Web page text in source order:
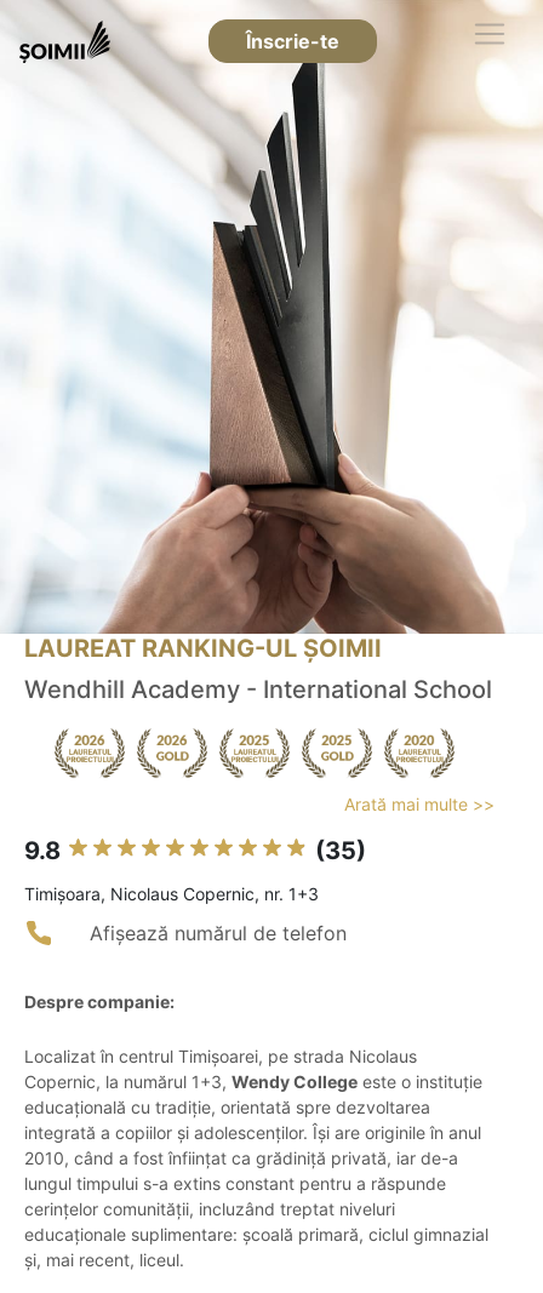
Înscrie-te
LAUREAT RANKING-UL ȘOIMII
Wendhill Academy - International School
Arată mai multe >>
9.8 (35)
Timişoara, Nicolaus Copernic, nr. 1+3
Afișează numărul de telefon
Despre companie:
Localizat în centrul Timișoarei, pe strada Nicolaus
Copernic, la numărul 1+3, Wendy College este o instituție
educațională cu tradiție, orientată spre dezvoltarea
integrată a copiilor și adolescenților. Își are originile în anul
2010, când a fost înființat ca grădiniță privată, iar de-a
lungul timpului s-a extins constant pentru a răspunde
cerințelor comunității, incluzând treptat niveluri
educaționale suplimentare: școală primară, ciclul gimnazial
și, mai recent, liceul.